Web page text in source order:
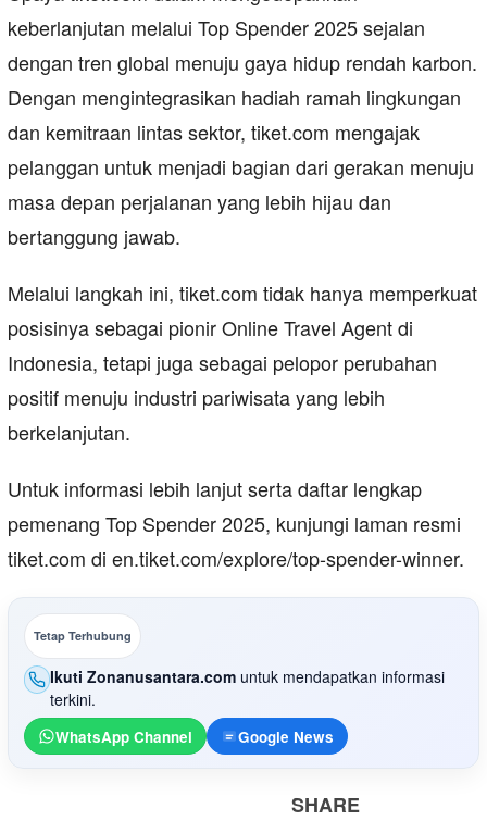
keberlanjutan melalui Top Spender 2025 sejalan
dengan tren global menuju gaya hidup rendah karbon.
Dengan mengintegrasikan hadiah ramah lingkungan
dan kemitraan lintas sektor, tiket.com mengajak
pelanggan untuk menjadi bagian dari gerakan menuju
masa depan perjalanan yang lebih hijau dan
bertanggung jawab.
Melalui langkah ini, tiket.com tidak hanya memperkuat
posisinya sebagai pionir Online Travel Agent di
Indonesia, tetapi juga sebagai pelopor perubahan
positif menuju industri pariwisata yang lebih
berkelanjutan.
Untuk informasi lebih lanjut serta daftar lengkap
pemenang Top Spender 2025, kunjungi laman resmi
tiket.com di en.tiket.com/explore/top-spender-winner.
Tetap Terhubung
Ikuti Zonanusantara.com untuk mendapatkan informasi
terkini.
WhatsApp Channel Google News
SHARE